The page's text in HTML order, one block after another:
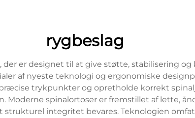
rygbeslag
er designet til at give støtte, stabilisering
af nyeste teknologi og ergonomiske
trykpunkter og opretholde korrekt
Moderne spinalortoser er fremstillet af lette,
integritet bevares. Teknologien